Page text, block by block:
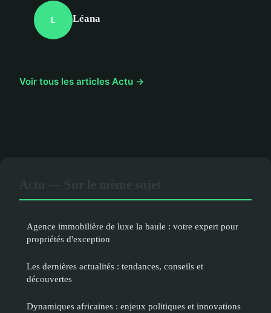
L Léana
Voir tous les articles Actu →
Agence immobilière de luxe la baule : votre expert pour
propriétés d'exception
Les dernières actualités : tendances, conseils et
découvertes
Dynamiques africaines : enjeux politiques et innovations